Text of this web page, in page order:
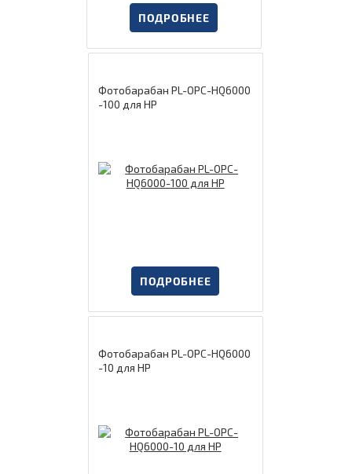
ПОДРОБНЕЕ
Фотобарабан PL-OPC-HQ6000
-100 для HP
ПОДРОБНЕЕ
Фотобарабан PL-OPC-HQ6000
-10 для HP